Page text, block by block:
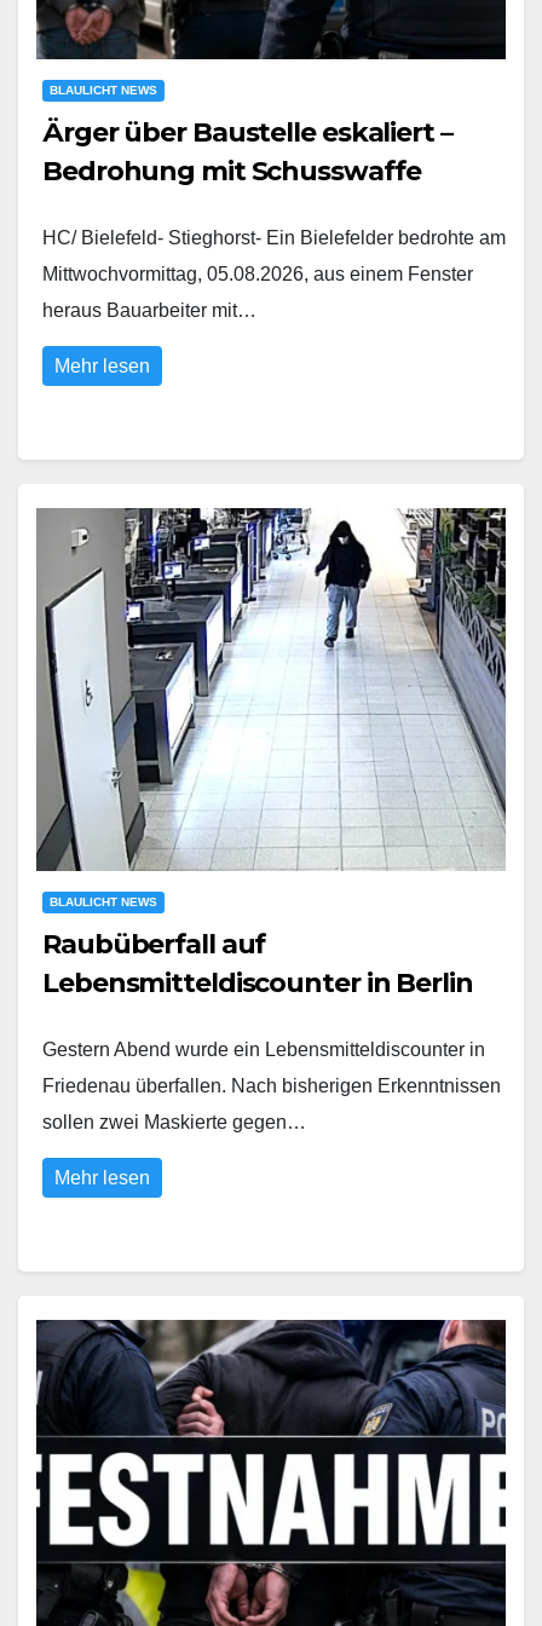
BLAULICHT NEWS
Ärger über Baustelle eskaliert –
Bedrohung mit Schusswaffe
HC/ Bielefeld- Stieghorst- Ein Bielefelder bedrohte am
Mittwochvormittag, 05.08.2026, aus einem Fenster
heraus Bauarbeiter mit…
Mehr lesen
BLAULICHT NEWS
Raubüberfall auf
Lebensmitteldiscounter in Berlin
Gestern Abend wurde ein Lebensmitteldiscounter in
Friedenau überfallen. Nach bisherigen Erkenntnissen
sollen zwei Maskierte gegen…
Mehr lesen